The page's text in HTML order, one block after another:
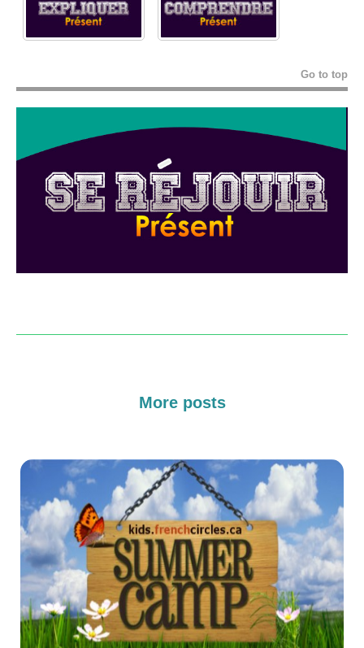
Go to top
More posts